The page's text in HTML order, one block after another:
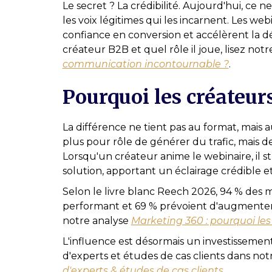
Le secret ? La crédibilité. Aujourd'hui, ce
les voix légitimes qui les incarnent. Les
confiance en conversion et accélèrent la
créateur B2B et quel rôle il joue, lisez
communication incontournable ?.
Pourquoi les
La différence ne tient pas au format, mais
plus pour rôle de générer du trafic, mais
Lorsqu'un créateur anime le webinaire,
solution, apportant un éclairage crédible
Selon le livre blanc Reech 2026, 94 %
performant et 69 % prévoient
notre analyse Marketing 360 : pourquoi
L'influence est désormais un
d'experts et études de cas clients dans